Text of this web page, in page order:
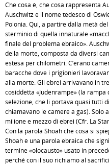
Che cosa è, che cosa rappresenta
Auschwitz è il nome tedesco di
Polonia. Qui, a partire dalla metà
sterminio di quella innaturale
finale del problema ebraico».
della morte, composta da diversi
estesa per chilometri. C’erano
baracche dove i prigionieri
alla morte. Gli ebrei arrivavano in
cosiddetta «Judenrampe» (la
selezione, che li portava quasi tutti
chiamavano le camere a gas). Solo
milione e mezzo di ebrei (Cfr. La
Con la parola Shoah che cosa si
Shoah è una parola ebraica che
termine «olocausto» usato in
perché con il suo richiamo al